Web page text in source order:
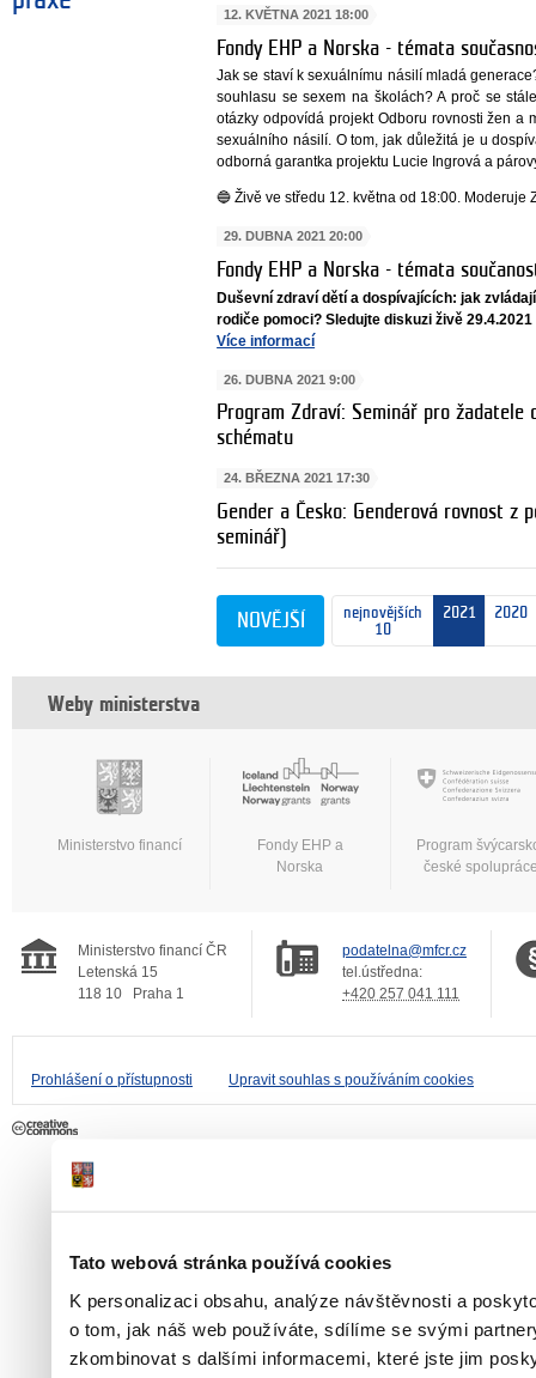
Tato webová stránka používá cookies
K personalizaci obsahu, analýze návštěvnosti a
o tom, jak náš web používáte, sdílíme se svými
zkombinovat s dalšími informacemi, které jste jim
12. KVĚTNA 2021 18:00
Fondy EHP a Norska - témata
Jak se staví k sexuálnímu násilí mladá
souhlasu se sexem na školách? A proč se
otázky odpovídá projekt Odboru rovnosti žen a
sexuálního násilí. O tom, jak důležitá je u
odborná garantka projektu Lucie Ingrová a
🔵 Živě ve středu 12. května od 18:00.
29. DUBNA 2021 20:00
Fondy EHP a Norska - témata
Duševní zdraví dětí a dospívajících: jak
rodiče pomoci? Sledujte diskuzi živě
Více informací
26. DUBNA 2021 9:00
Program Zdraví: Seminář pro
schématu
24. BŘEZNA 2021 17:30
Gender a Česko: Genderová rovnost z
seminář)
nejnovějších
10
2021 2020
NOVĚJŠÍ
Weby ministerstva
Ministerstvo financí
Fondy EHP a
Norska
Program
české
Ministerstvo financí ČR
Letenská 15
118 10
Praha 1
podatelna@mfcr.cz
tel.ústředna:
+420 257 041 111
Prohlášení o přístupnosti Upravit souhlas s používáním cookies